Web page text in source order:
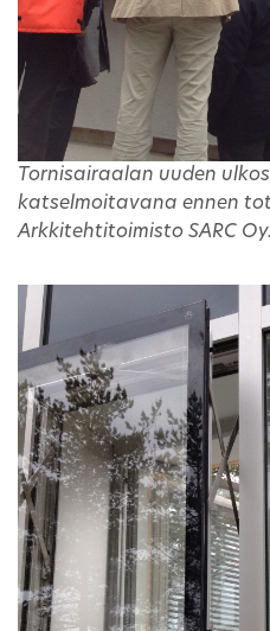
Tornisairaalan uuden
katselmoitavana ennen
Arkkitehtitoimisto SARC Oy.